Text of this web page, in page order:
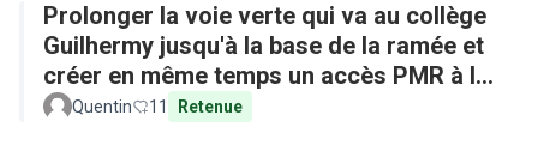
Prolonger la voie verte qui va au collège
Guilhermy jusqu'à la base de la ramée et
créer en même temps un accès PMR à la
base depuis l'arrêt de bus
Quentin 11 Retenue